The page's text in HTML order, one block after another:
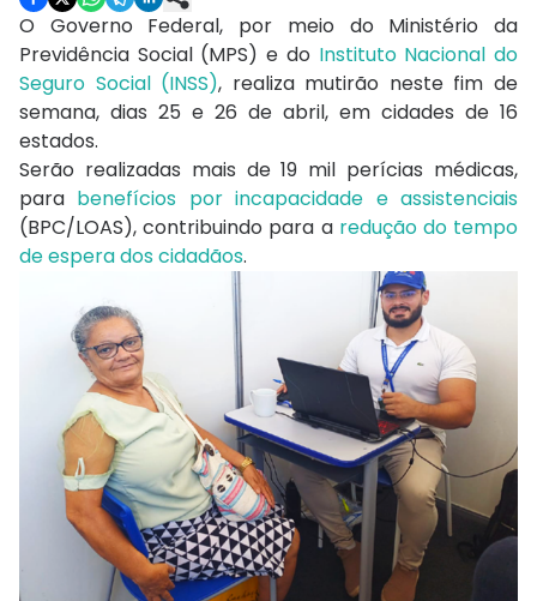
O Governo Federal, por meio do Ministério da
Previdência Social (MPS) e do Instituto Nacional do
Seguro Social (INSS), realiza mutirão neste fim de
semana, dias 25 e 26 de abril, em cidades de 16
estados.
Serão realizadas mais de 19 mil perícias médicas,
para benefícios por incapacidade e assistenciais
(BPC/LOAS), contribuindo para a redução do tempo
de espera dos cidadãos.